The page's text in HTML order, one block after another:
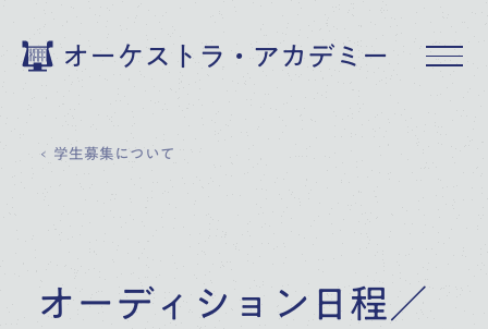
オーケストラ・アカデミー
学生募集について
オーディション日程／